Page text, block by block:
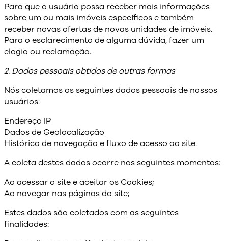
Para que o usuário possa receber mais informações
sobre um ou mais imóveis específicos e também
receber novas ofertas de novas unidades de imóveis.
Para o esclarecimento de alguma dúvida, fazer um
elogio ou reclamação.
2. Dados pessoais obtidos de outras formas
Nós coletamos os seguintes dados pessoais de nossos
usuários:
Endereço IP
Dados de Geolocalização
Histórico de navegação e fluxo de acesso ao site.
A coleta destes dados ocorre nos seguintes momentos:
Ao acessar o site e aceitar os Cookies;
Ao navegar nas páginas do site;
Estes dados são coletados com as seguintes
finalidades: